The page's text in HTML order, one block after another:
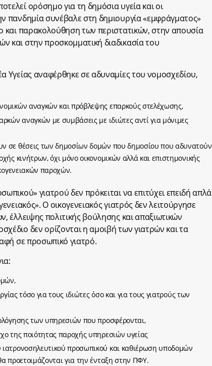
ορόσημο για τη δημόσια υγεία και οι
πανδημία συνέβαλε στη δημιουργία «εμφράγματος»
και παρακολούθηση των περιστατικών, στην απουσία
και στην προσκομματική διαδικασία του
Υγείας αναφέρθηκε σε αδυναμίες του νομοσχεδίου,
αναγκών και πρόβλεψης επαρκούς στελέχωσης,
αναγκών με συμβάσεις με ιδιώτες αντί για μόνιμες
σε θέσεις των δημοσίων δομών που δημοσίου που αδυνατούν
κινήτρων, όχι μόνο οικονομικών αλλά και επιστημονικής
παροχών.
γιατρού δεν πρόκειται να επιτύχει επειδή απλά
Ο οικογενειακός γιατρός δεν λειτούργησε
έλλειψης πολιτικής βούλησης και απαξιωτικών
δεν ορίζονται η αμοιβή των γιατρών και τα
σε προσωπικό γιατρό.
τόσο για τους ιδιώτες όσο και για τους γιατρούς των
των υπηρεσιών που προσφέρονται,
της ποιότητας παροχής υπηρεσιών υγείας
προσωπικού και καθιέρωση υποδομών
προετοιμάζονται για την ένταξη στην ΠΦΥ.